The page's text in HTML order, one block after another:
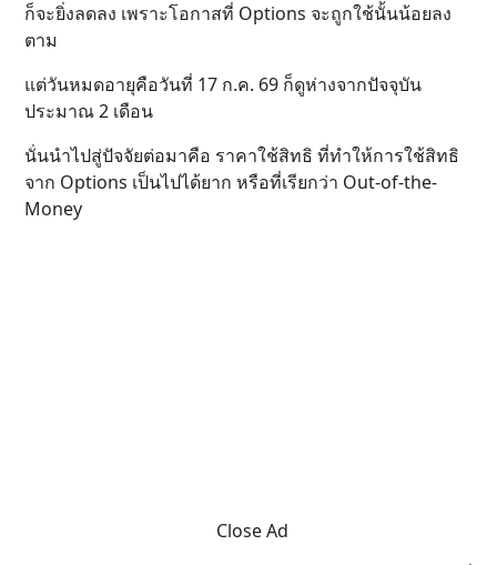
ก็จะยิ่งลดลง เพราะโอกาสที่ Options จะถูกใช้นั้นน้อยลง
ตาม
แต่วันหมดอายุคือวันที่ 17 ก.ค. 69 ก็ดูห่างจากปัจจุบัน
ประมาณ 2 เดือน
นั่นนำไปสู่ปัจจัยต่อมาคือ ราคาใช้สิทธิ ที่ทำให้การใช้สิทธิ
จาก Options เป็นไปได้ยาก หรือที่เรียกว่า Out-of-the-
Money
Close Ad